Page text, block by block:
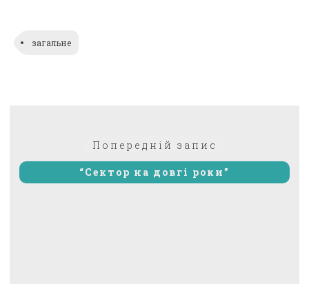
загальне
Попередній запис
“Сектор на довгі роки”